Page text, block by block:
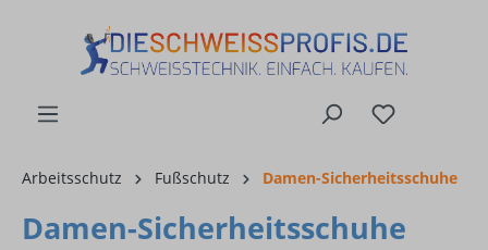
Arbeitsschutz Fußschutz Damen-Sicherheitsschuhe
Damen-Sicherheitsschuhe